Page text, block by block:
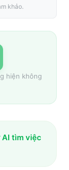
khảo.
hiện không
AI tìm việc